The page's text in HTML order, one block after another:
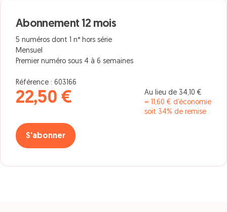
Abonnement 12 mois
5 numéros dont 1 n° hors série
Mensuel
Premier numéro sous 4 à 6 semaines
Référence : 603166
22,50 €
Au lieu de 34,10 €
= 11,60 € d’économie
soit 34% de remise
S'abonner